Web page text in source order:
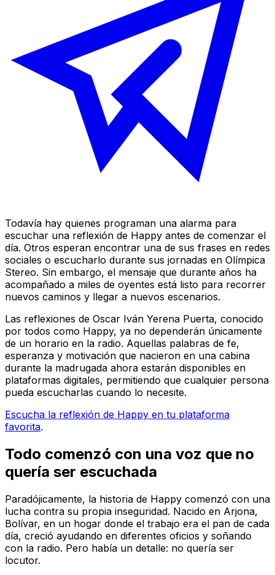
Todavía hay quienes programan una alarma para
escuchar una reflexión de Happy antes de comenzar el
día. Otros esperan encontrar una de sus frases en redes
sociales o escucharlo durante sus jornadas en Olímpica
Stereo. Sin embargo, el mensaje que durante años ha
acompañado a miles de oyentes está listo para recorrer
nuevos caminos y llegar a nuevos escenarios.
Las reflexiones de Oscar Iván Yerena Puerta, conocido
por todos como Happy, ya no dependerán únicamente
de un horario en la radio. Aquellas palabras de fe,
esperanza y motivación que nacieron en una cabina
durante la madrugada ahora estarán disponibles en
plataformas digitales, permitiendo que cualquier persona
pueda escucharlas cuando lo necesite.
Escucha la reflexión de Happy en tu plataforma
favorita.
Todo comenzó con una voz que no
quería ser escuchada
Paradójicamente, la historia de Happy comenzó con una
lucha contra su propia inseguridad. Nacido en Arjona,
Bolívar, en un hogar donde el trabajo era el pan de cada
día, creció ayudando en diferentes oficios y soñando
con la radio. Pero había un detalle: no quería ser
locutor.